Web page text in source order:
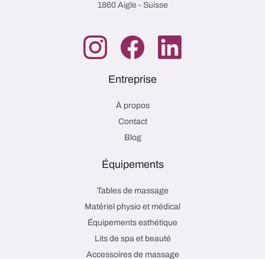
1860 Aigle - Suisse
Entreprise
À propos
Contact
Blog
Équipements
Tables de massage
Matériel physio et médical
Équipements esthétique
Lits de spa et beauté
Accessoires de massage